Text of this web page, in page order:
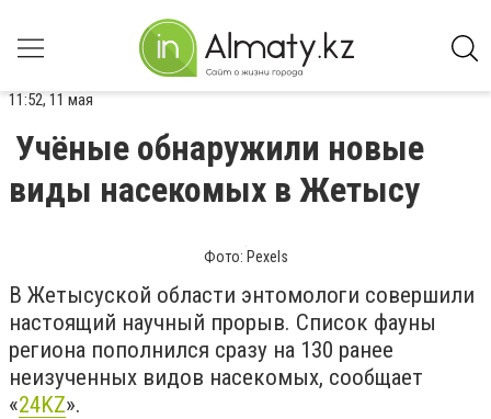
11:52, 11 мая
Учёные обнаружили новые
виды насекомых в Жетысу
Фото: Pexels
В Жетысуской области энтомологи совершили
настоящий научный прорыв. Список фауны
региона пополнился сразу на 130 ранее
неизученных видов насекомых, сообщает
«24KZ».